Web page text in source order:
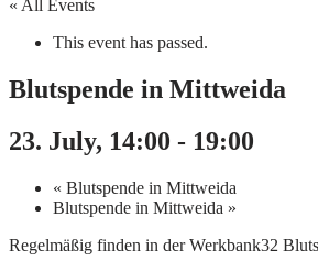
« All Events
This event has passed.
Blutspende in Mittweida
23. July, 14:00 - 19:00
« Blutspende in Mittweida
Blutspende in Mittweida »
Regelmäßig finden in der Werkbank32